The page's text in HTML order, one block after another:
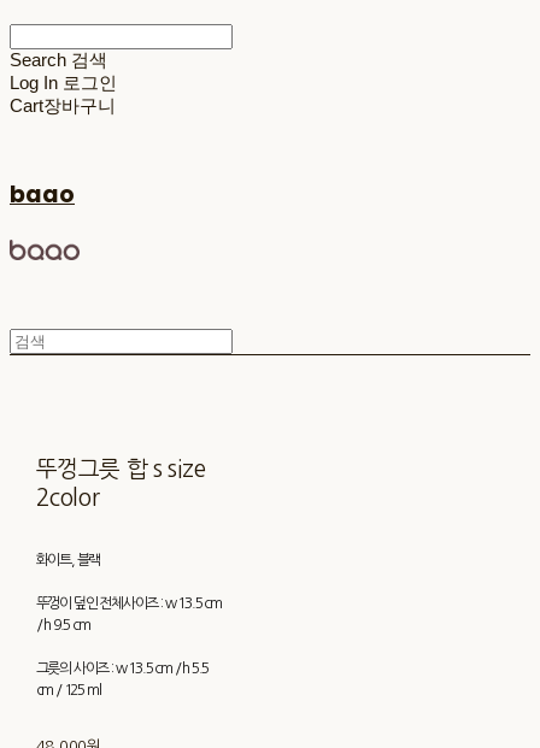
Search 검색
Log In 로그인
Cart장바구니
baao
뚜껑그릇 합 s size
2color
화이트, 블랙
뚜껑이 덮인 전체사이즈 : w 13.5 cm
/ h 9.5 cm
그릇의 사이즈 : w 13.5 cm / h 5.5
cm / 125 ml